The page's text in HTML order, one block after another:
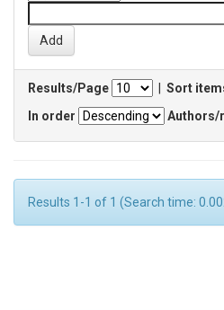
Results/Page
Sort
In order
Authors/
Results 1-1 of 1 (Search time: